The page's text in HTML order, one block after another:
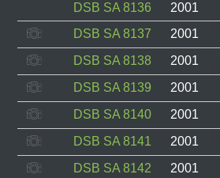
DSB SA 8136
2001
DSB SA 8137
2001
DSB SA 8138
2001
DSB SA 8139
2001
DSB SA 8140
2001
DSB SA 8141
2001
DSB SA 8142
2001